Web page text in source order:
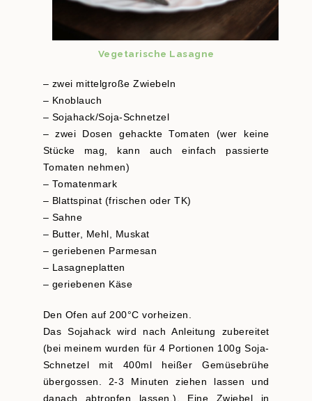
Vegetarische Lasagne
– zwei mittelgroße Zwiebeln
– Knoblauch
– Sojahack/Soja-Schnetzel
– zwei Dosen gehackte Tomaten (wer keine
Stücke mag, kann auch einfach passierte
Tomaten nehmen)
– Tomatenmark
– Blattspinat (frischen oder TK)
– Sahne
– Butter, Mehl, Muskat
– geriebenen Parmesan
– Lasagneplatten
– geriebenen Käse
Den Ofen auf 200°C vorheizen.
Das Sojahack wird nach Anleitung zubereitet
(bei meinem wurden für 4 Portionen 100g Soja-
Schnetzel mit 400ml heißer Gemüsebrühe
übergossen. 2-3 Minuten ziehen lassen und
danach abtropfen lassen.). Eine Zwiebel in